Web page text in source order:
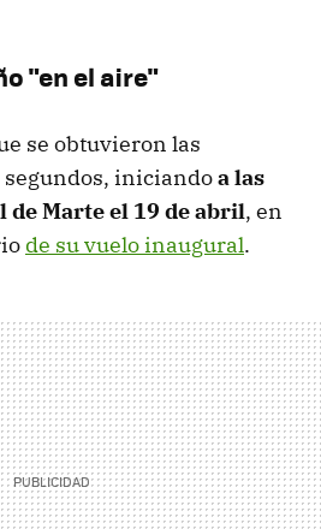
"en el aire"
se obtuvieron las
iniciandoa las
de Marte el 19 de abril, en
de su vuelo inaugural.